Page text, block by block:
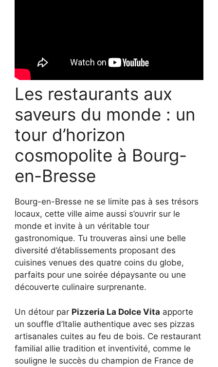
Les restaurants aux
saveurs du monde : un
tour d’horizon
cosmopolite à Bourg-
en-Bresse
Bourg-en-Bresse ne se limite pas à ses trésors
locaux, cette ville aime aussi s’ouvrir sur le
monde et invite à un véritable tour
gastronomique. Tu trouveras ainsi une belle
diversité d’établissements proposant des
cuisines venues des quatre coins du globe,
parfaits pour une soirée dépaysante ou une
découverte culinaire surprenante.
Un détour par Pizzeria La Dolce Vita apporte
un souffle d’Italie authentique avec ses pizzas
artisanales cuites au feu de bois. Ce restaurant
familial allie tradition et inventivité, comme le
souligne le succès du champion de France de